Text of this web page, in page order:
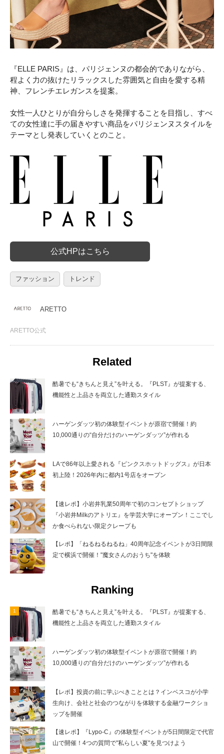
『ELLE PARIS』は、パリジェンヌの都会的でありながら、
程よく力の抜けたリラックスした雰囲気と自由を愛する精
神、フレンチエレガンスを提案。
女性一人ひとりが自分らしさを発揮することを目指し、すべ
ての女性達に手の届きやすい商品をパリジェンヌスタイルを
テーマとし発表していくとのこと。
公式HPはこちら
ファッション トレンド
ARETTO
ARETTO公式
Related
酷暑でも“きちんと見え”を叶える。『PLST』が提案する、
機能性と上品さを両立した通勤スタイル
ハーゲンダッツ初の体験型イベントが原宿で開催！約
10,000通りの“自分だけのハーゲンダッツ”が作れる
LAで86年以上愛される『ピンクスホットドッグス』が日本
初上陸！2026年内に都内1号店をオープン
【速レポ】小岩井乳業50周年で初のコンセプトショップ
『小岩井Milkのアトリエ』を学芸大学にオープン！ここでし
か食べられない限定クレープも
【レポ】「ねるねるねるね」40周年記念イベントが3日間限
定で横浜で開催！"魔女さんのおうち"を体験
Ranking
酷暑でも“きちんと見え”を叶える。『PLST』が提案する、
機能性と上品さを両立した通勤スタイル
ハーゲンダッツ初の体験型イベントが原宿で開催！約
10,000通りの“自分だけのハーゲンダッツ”が作れる
【レポ】投資の前に学ぶべきこととは？インベスコが小学
生向け、会社と社会のつながりを体験する金融ワークショ
ップを開催
【速レポ】『Lypo-C』の体験型イベントが5日間限定で代官
山で開催！4つの質問で"私らしい夏"を見つけよう